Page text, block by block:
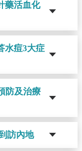
藥活血化
水痘3大症
防及治療
訪內地